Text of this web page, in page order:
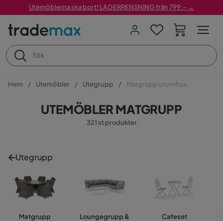
Utemöblerna ska bort! LAGERRENSNING från 799:– →
Hem Utemöbler Utegrupp Matgrupp utomhus
UTEMÖBLER MATGRUPP
321 st produkter
Utegrupp
Matgrupp
Loungegrupp &
Cafeset